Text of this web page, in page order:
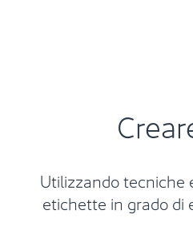
Utilizzando tecniche
etichette in grado di